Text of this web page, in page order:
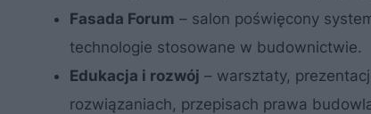
Fasada Forum – salon poświęcony
technologie stosowane w budownictwie.
Edukacja i rozwój – warsztaty,
rozwiązaniach, przepisach prawa